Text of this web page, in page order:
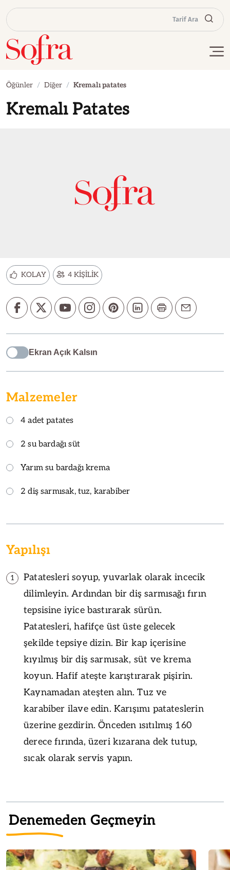
Tarif Ara
Öğünler Diğer Kremalı patates
Kremalı Patates
KOLAY 4 KİŞİLİK
Ekran Açık Kalsın
Malzemeler
4 adet patates
2 su bardağı süt
Yarım su bardağı krema
2 diş sarmısak, tuz, karabiber
Yapılışı
1
Patatesleri soyup, yuvarlak olarak incecik
dilimleyin. Ardından bir diş sarmısağı fırın
tepsisine iyice bastırarak sürün.
Patatesleri, hafifçe üst üste gelecek
şekilde tepsiye dizin. Bir kap içerisine
kıyılmış bir diş sarmısak, süt ve krema
koyun. Hafif ateşte karıştırarak pişirin.
Kaynamadan ateşten alın. Tuz ve
karabiber ilave edin. Karışımı patateslerin
üzerine gezdirin. Önceden ısıtılmış 160
derece fırında, üzeri kızarana dek tutup,
sıcak olarak servis yapın.
Denemeden Geçmeyin